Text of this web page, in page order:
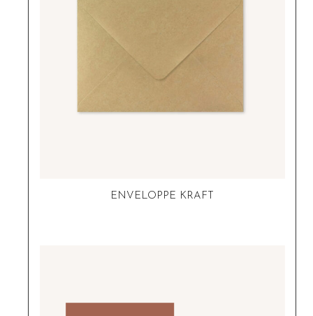
ENVELOPPE KRAFT